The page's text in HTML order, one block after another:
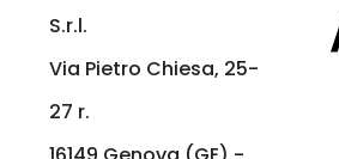
S.r.l.
Via Pietro Chiesa, 25-
27 r.